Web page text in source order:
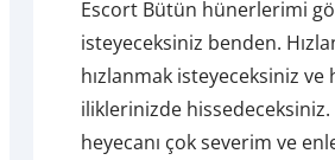
Escort Bütün hünerlerimi
isteyeceksiniz benden.
hızlanmak isteyeceksiniz ve
iliklerinizde
heyecanı çok severim ve